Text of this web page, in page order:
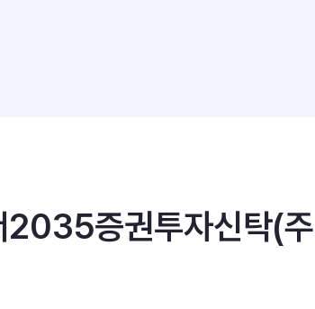
2035증권투자신탁(